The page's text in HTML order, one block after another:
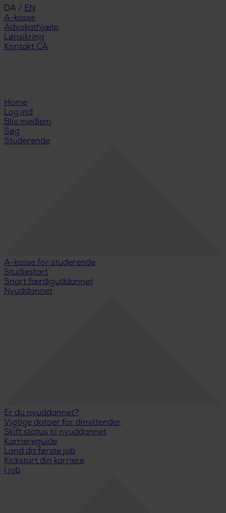
DA / EN
A-kasse
Advokathjælp
Lønsikring
Kontakt CA
Home
Log ind
Bliv medlem
Søg
Studerende
A-kasse for studerende
Studiestart
Snart færdiguddannet
Nyuddannet
Er du nyuddannet?
Vigtige datoer for dimittender
Skift status til nyuddannet
Karriereguide
Land dit første job
Kickstart din karriere
I job